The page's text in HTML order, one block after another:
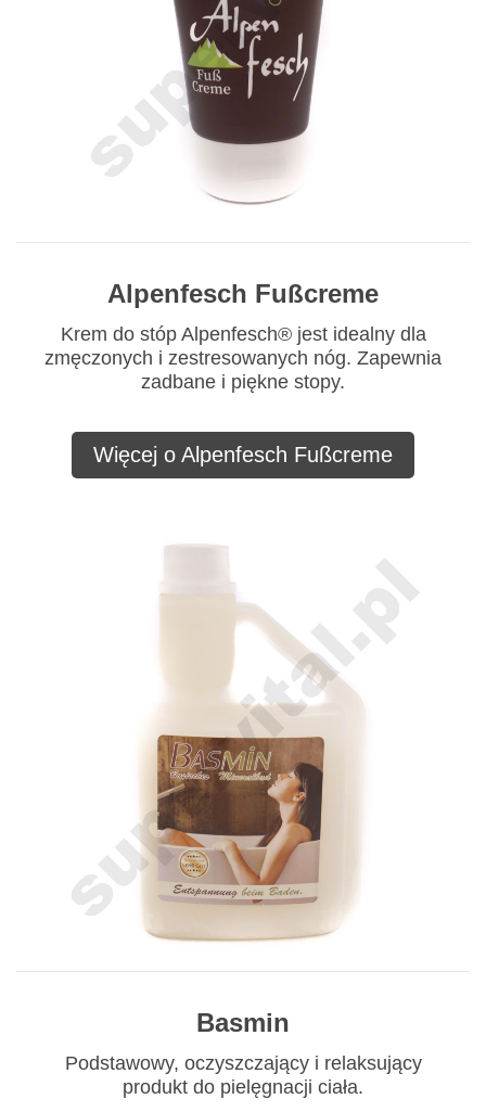
Alpenfesch Fußcreme
Krem do stóp Alpenfesch® jest idealny dla
zmęczonych i zestresowanych nóg. Zapewnia
zadbane i piękne stopy.
Więcej o Alpenfesch Fußcreme
Basmin
Podstawowy, oczyszczający i relaksujący
produkt do pielęgnacji ciała.